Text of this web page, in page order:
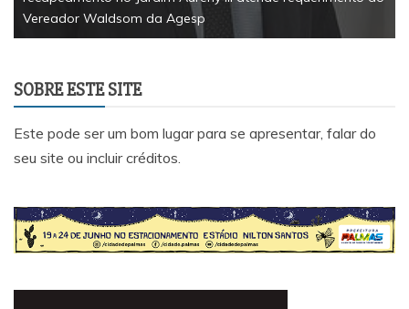
Vereador Waldsom da Agesp
SOBRE ESTE SITE
Este pode ser um bom lugar para se apresentar, falar do
seu site ou incluir créditos.